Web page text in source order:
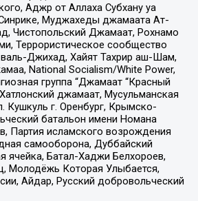
Аджр от Аллаха Субхану уа
Муджахеды джамаата Ат-
Чистопольский Джамаат, Рохнамо
Террористическое сообщество
валь-Джихад, Хайят Тахрир аш-Шам,
National Socialism/White Power,
группа “Джамаат “Красный
джамаат, Мусульманская
Кушкуль г. Оренбург, Крымско-
батальон имени Номана
Партия исламского возрождения
самооборона, Дуббайский
ячейка, Батал-Хаджи Белхороев,
Молодёжь Которая Улыбается,
Айдар, Русский добровольческий